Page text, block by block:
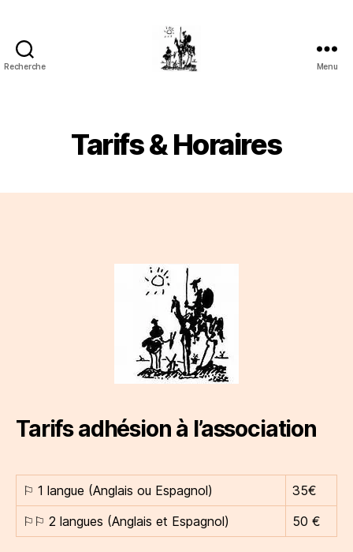
Recherche Menu
Tarifs & Horaires
Tarifs adhésion à l’association
⚐ 1 langue (Anglais ou Espagnol)
35€
⚐⚐ 2 langues (Anglais et Espagnol)
50 €